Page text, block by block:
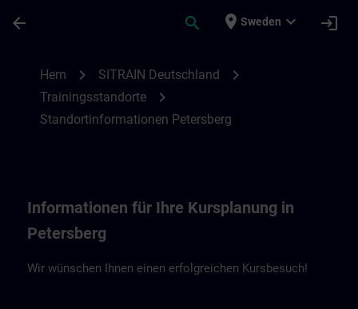
arrow_back search place Sweden expand_more login
Hem chevron_right SITRAIN Deutschland chevron_right
Trainingsstandorte chevron_right
Standortinformationen Petersberg
Informationen für Ihre Kursplanung in
Petersberg
Wir wünschen Ihnen einen erfolgreichen Kursbesuch!